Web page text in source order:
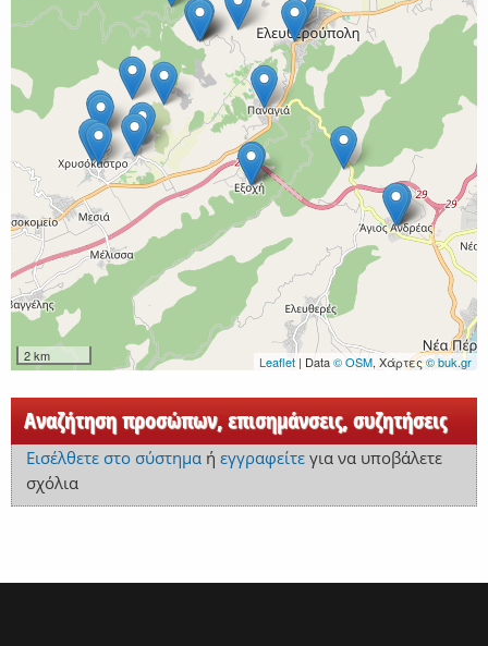
2 km Leaflet | Data© OSM, Χάρτες© buk.gr
Αναζήτηση προσώπων, επισημάνσεις, συζητήσεις
Εισέλθετε στο σύστημαή εγγραφείτεγια να υποβάλετε
σχόλια